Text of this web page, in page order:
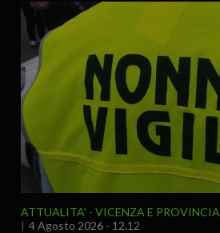
ATTUALITA'
VICENZA E PROVINCIA
4 Agosto 2026 - 12.12